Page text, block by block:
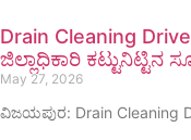
Drain Cleaning
ಜಿಲ್ಲಾಧಿಕಾರಿ ಕಟ್ಟುನಿಟ್ಟಿನ
May 27, 2026
ವಿಜಯಪುರ: Drain Cleaning